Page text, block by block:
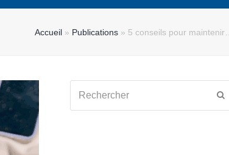
Accueil » Publications » 5 conseils pour maintenir…